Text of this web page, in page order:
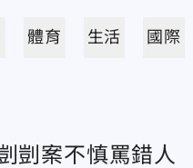
體育 生活 國際
剴案不慎罵錯